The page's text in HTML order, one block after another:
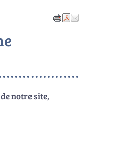
notre site,